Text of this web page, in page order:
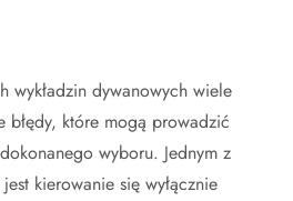
wykładzin dywanowych wiele
błędy, które mogą prowadzić
wyboru. Jednym z
kierowanie się wyłącznie